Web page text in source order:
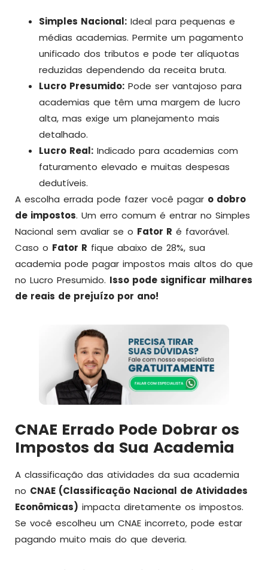
Simples Nacional: Ideal para pequenas e
médias academias. Permite um pagamento
unificado dos tributos e pode ter alíquotas
reduzidas dependendo da receita bruta.
Lucro Presumido: Pode ser vantajoso para
academias que têm uma margem de lucro
alta, mas exige um planejamento mais
detalhado.
Lucro Real: Indicado para academias com
faturamento elevado e muitas despesas
dedutíveis.
A escolha errada pode fazer você pagar o dobro
de impostos. Um erro comum é entrar no Simples
Nacional sem avaliar se o Fator R é favorável.
Caso o Fator R fique abaixo de 28%, sua
academia pode pagar impostos mais altos do que
no Lucro Presumido. Isso pode significar milhares
de reais de prejuízo por ano!
CNAE Errado Pode Dobrar os
Impostos da Sua Academia
A classificação das atividades da sua academia
no CNAE (Classificação Nacional de Atividades
Econômicas) impacta diretamente os impostos.
Se você escolheu um CNAE incorreto, pode estar
pagando muito mais do que deveria.